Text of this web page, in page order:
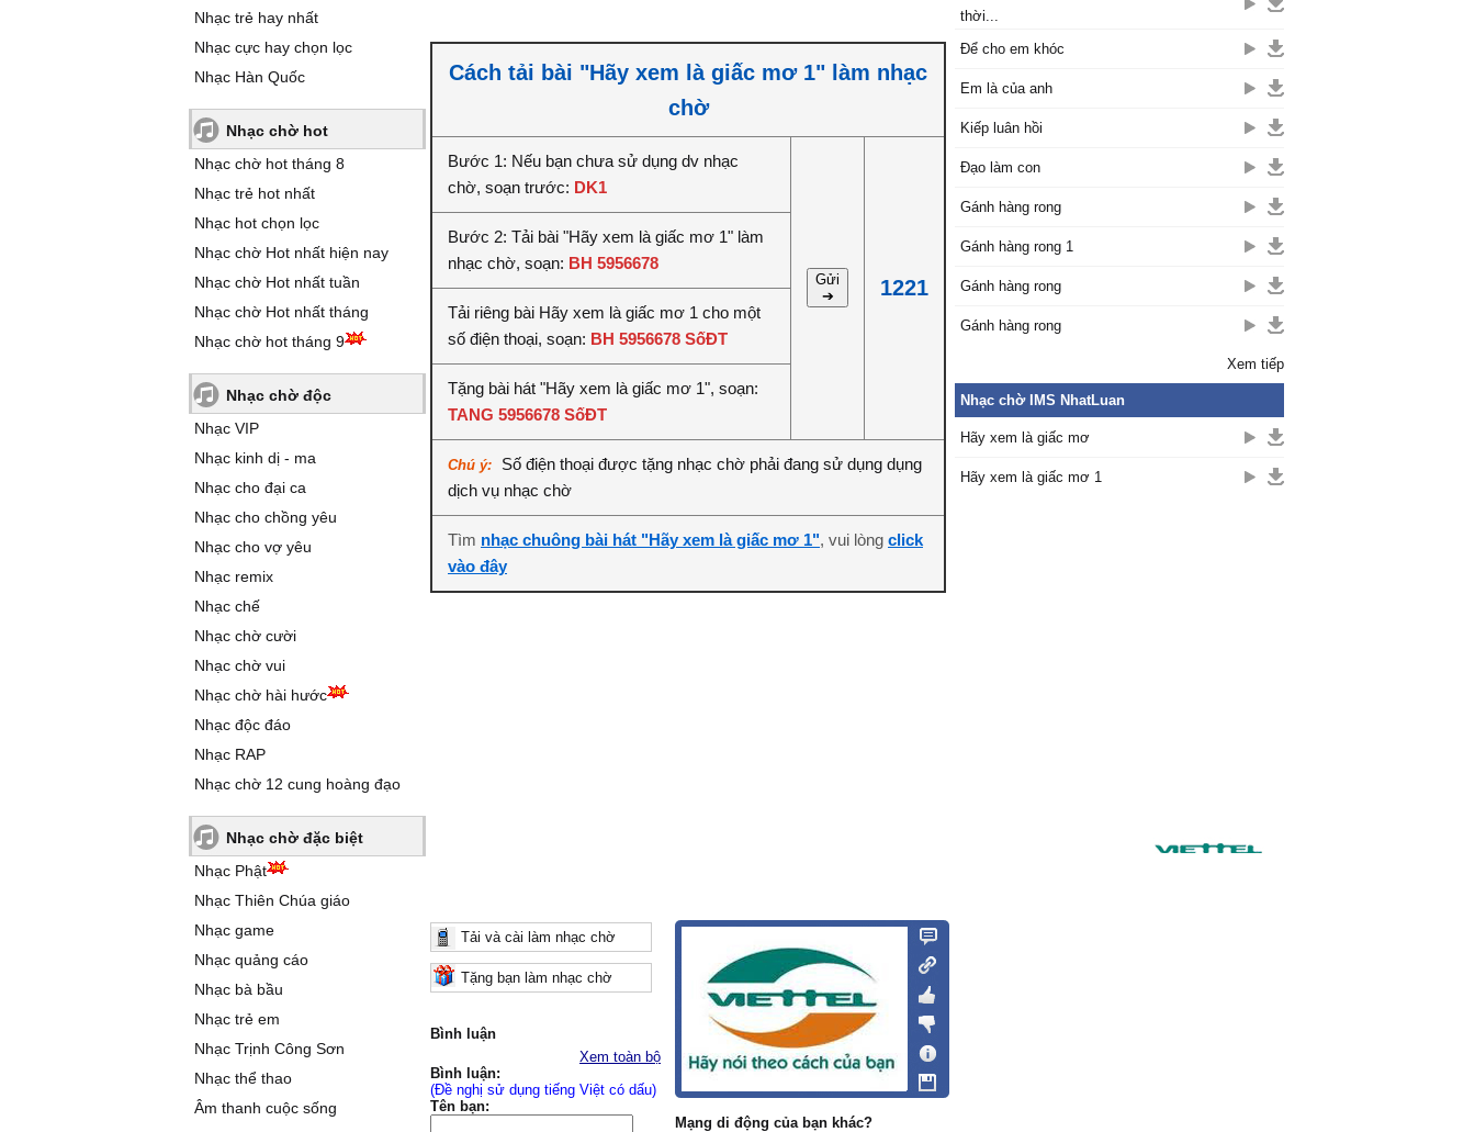
Nhạc trẻ hay nhất
Nhạc cực hay chọn lọc
Nhạc Hàn Quốc
Nhạc chờ hot
Nhạc chờ hot tháng 8
Nhạc trẻ hot nhất
Nhạc hot chọn lọc
Nhạc chờ Hot nhất hiện nay
Nhạc chờ Hot nhất tuần
Nhạc chờ Hot nhất tháng
Nhạc chờ hot tháng 9
Nhạc chờ độc
Nhạc VIP
Nhạc kinh dị - ma
Nhạc cho đại ca
Nhạc cho chồng yêu
Nhạc cho vợ yêu
Nhạc remix
Nhạc chế
Nhạc chờ cười
Nhạc chờ vui
Nhạc chờ hài hước
Nhạc độc đáo
Nhạc RAP
Nhạc chờ 12 cung hoàng đạo
Nhạc chờ đặc biệt
Nhạc Phật
Nhạc Thiên Chúa giáo
Nhạc game
Nhạc quảng cáo
Nhạc bà bầu
Nhạc trẻ em
Nhạc Trịnh Công Sơn
Nhạc thể thao
Âm thanh cuộc sống
Cách tải bài "Hãy xem là giấc mơ 1" làm nhạc
chờ
Bước 1: Nếu bạn chưa sử dụng dv nhạc
chờ, soạn trước: DK1
Gửi
➔
1221
Bước 2: Tải bài "Hãy xem là giấc mơ 1" làm
nhạc chờ, soạn: BH 5956678
Tải riêng bài Hãy xem là giấc mơ 1 cho một
số điện thoại, soạn: BH 5956678 SốĐT
Tặng bài hát "Hãy xem là giấc mơ 1", soạn:
TANG 5956678 SốĐT
Chú ý:
Số điện thoại được tặng nhạc chờ phải đang sử dụng dụng
dịch vụ nhạc chờ
Tìm nhạc chuông bài hát "Hãy xem là giấc mơ 1", vui lòng click
vào đây
Tải và cài làm nhạc chờ
Tặng bạn làm nhạc chờ
Bình luận
Xem toàn bộ
Bình luận:
(Đề nghị sử dụng tiếng Việt có dấu)
Tên bạn:
Mạng di động của bạn khác?
thời...
Để cho em khóc
Em là của anh
Kiếp luân hồi
Đạo làm con
Gánh hàng rong
Gánh hàng rong 1
Gánh hàng rong
Gánh hàng rong
Xem tiếp
Nhạc chờ IMS NhatLuan
Hãy xem là giấc mơ
Hãy xem là giấc mơ 1